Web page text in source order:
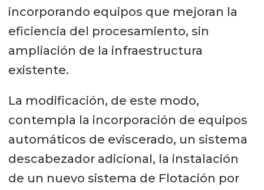
incorporando equipos que mejoran la
eficiencia del procesamiento, sin
ampliación de la infraestructura
existente.
La modificación, de este modo,
contempla la incorporación de equipos
automáticos de eviscerado, un sistema
descabezador adicional, la instalación
de un nuevo sistema de Flotación por